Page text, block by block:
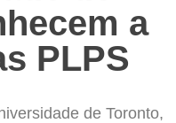
a
PLPS
de Toronto,